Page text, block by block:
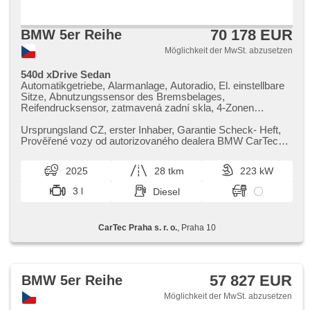
BMW 5er Reihe 70 178 EUR
Möglichkeit der MwSt. abzusetzen
540d xDrive Sedan
Automatikgetriebe, Alarmanlage, Autoradio, El. einstellbare
Sitze, Abnutzungssensor des Bremsbelages,
Reifendrucksensor, zatmavená zadní skla, 4-Zonen
odvětrávaná sedadla, beheizte Sitze, Blind Spot Anzeige,
LED denní svícení
Ursprungsland CZ,​ erster Inhaber,​ Garantie Scheck​- Heft,​
Prověřené vozy od autorizovaného dealera BMW CarTec
2025 28 tkm
223 kW
3 l
Diesel
CarTec Praha s. r. o., Praha 10
BMW 5er Reihe 57 827 EUR
Möglichkeit der MwSt. abzusetzen